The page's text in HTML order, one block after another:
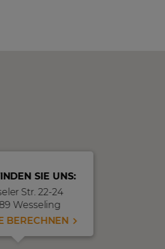
SIE UNS:
Str. 22-24
Wesseling
BERECHNEN